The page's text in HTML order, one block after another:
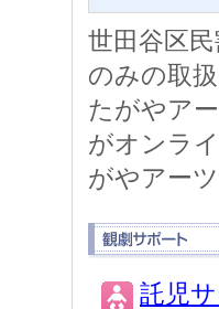
世田谷区
のみの取
たがやア
がオンラ
がやアー
託児